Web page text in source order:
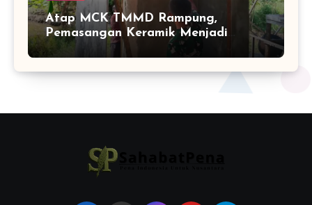
Atap MCK TMMD Rampung,
Pemasangan Keramik Menjadi
Sentuhan Akhir Fasilitas Sanitasi di